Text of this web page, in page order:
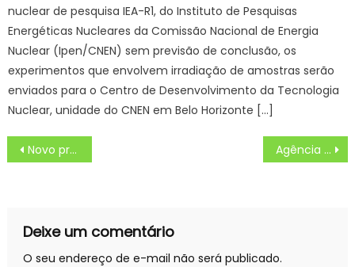
nuclear de pesquisa IEA-R1, do Instituto de Pesquisas
Energéticas Nucleares da Comissão Nacional de Energia
Nuclear (Ipen/CNEN) sem previsão de conclusão, os
experimentos que envolvem irradiação de amostras serão
enviados para o Centro de Desenvolvimento da Tecnologia
Nuclear, unidade do CNEN em Belo Horizonte […]
Navegação
de
Novo programa que paga por serviços ambientais em Bonito e Bodoquena tem 135 inscritos – Portal do Governo de Mato Grosso do Sul Agência Minas Gerais | Governo de Minas pagou, em 2023, mais R$ 221 milhões do passivo de férias-prêmio a quase 7 mil servidores totalizando R$ 1,1 bilhão já quitados
Deixe um comentário
O seu endereço de e-mail não será publicado.